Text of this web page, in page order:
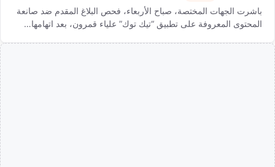
باشرت الجهات المختصة، صباح الأربعاء، فحص البلاغ المقدم ضد صانعة
المحتوى المعروفة على تطبيق “تيك توك” علياء قمرون، بعد اتهامها…